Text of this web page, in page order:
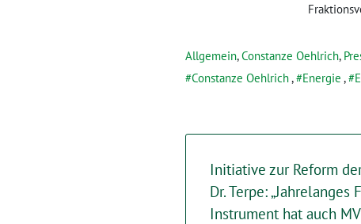
Allgemein,Constanze Oehlrich,
Constanze Oehlrich, Energie ,
Initiative zur Reform
Dr. Terpe:
Instrument hat auch